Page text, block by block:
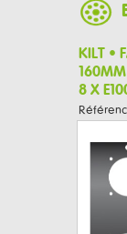
KILT •
160MM
8 X